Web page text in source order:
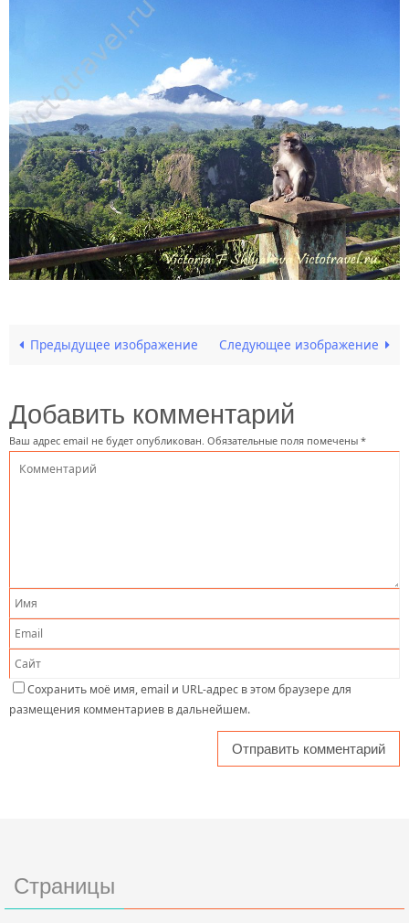
Предыдущее изображение Следующее изображение
Добавить комментарий
Ваш адрес email не будет опубликован. Обязательные поля помечены *
Сохранить моё имя, email и URL-адрес в этом браузере для
размещения комментариев в дальнейшем.
Страницы